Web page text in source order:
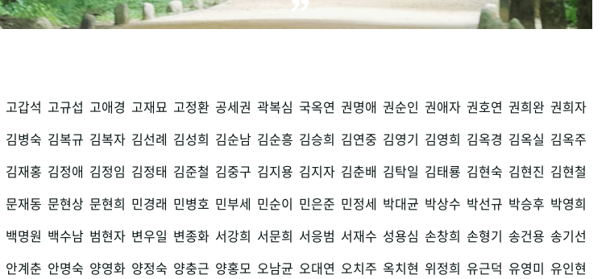
고갑석 고규섭 고애경 고재묘 고정환 공세권 곽복심 국옥연 권명애 권순인 권애자 권호연 권희완 권희자
김병숙 김복규 김복자 김선례 김성희 김순남 김순흥 김승희 김연중 김영기 김영희 김옥경 김옥실 김옥주
김재홍 김정애 김정임 김정태 김준철 김중구 김지용 김지자 김춘배 김탁일 김태룡 김현숙 김현진 김현철
문재동 문현상 문현희 민경래 민병호 민부세 민순이 민은준 민정세 박대균 박상수 박선규 박승후 박영희
백명원 백수남 범현자 변우일 변종화 서강희 서문희 서응범 서재수 성용심 손창희 손형기 송건용 송기선
안계춘 안명숙 양영화 양정숙 양충근 양홍모 오남균 오대연 오치주 옥치현 위정희 유근덕 유영미 유인현